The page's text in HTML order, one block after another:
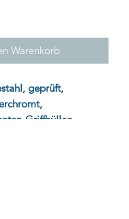
Warenkorb
geprüft,
Griffhüllen